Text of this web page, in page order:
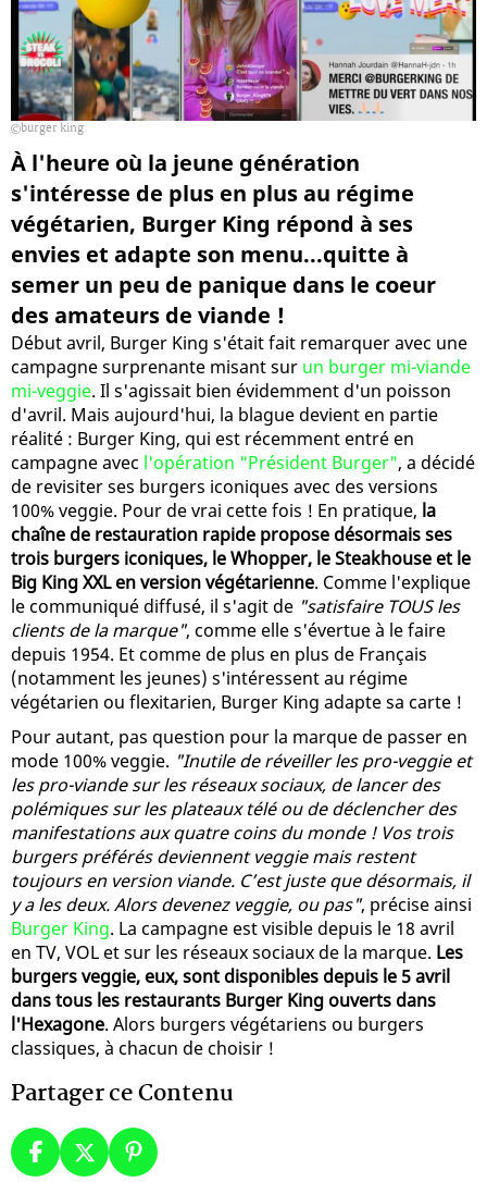
burger king
À l'heure où la jeune génération
s'intéresse de plus en plus au régime
végétarien, Burger King répond à ses
envies et adapte son menu...quitte à
semer un peu de panique dans le coeur
des amateurs de viande !
Début avril, Burger King s'était fait remarquer avec une
campagne surprenante misant sur un burger mi-viande
mi-veggie. Il s'agissait bien évidemment d'un poisson
d'avril. Mais aujourd'hui, la blague devient en partie
réalité : Burger King, qui est récemment entré en
campagne avec l'opération "Président Burger", a décidé
de revisiter ses burgers iconiques avec des versions
100% veggie. Pour de vrai cette fois ! En pratique, la
chaîne de restauration rapide propose désormais ses
trois burgers iconiques, le Whopper, le Steakhouse et le
Big King XXL en version végétarienne. Comme l'explique
le communiqué diffusé, il s'agit de "satisfaire TOUS les
clients de la marque", comme elle s'évertue à le faire
depuis 1954. Et comme de plus en plus de Français
(notamment les jeunes) s'intéressent au régime
végétarien ou flexitarien, Burger King adapte sa carte !
Pour autant, pas question pour la marque de passer en
mode 100% veggie. "Inutile de réveiller les pro-veggie et
les pro-viande sur les réseaux sociaux, de lancer des
polémiques sur les plateaux télé ou de déclencher des
manifestations aux quatre coins du monde ! Vos trois
burgers préférés deviennent veggie mais restent
toujours en version viande. C’est juste que désormais, il
y a les deux. Alors devenez veggie, ou pas", précise ainsi
Burger King. La campagne est visible depuis le 18 avril
en TV, VOL et sur les réseaux sociaux de la marque. Les
burgers veggie, eux, sont disponibles depuis le 5 avril
dans tous les restaurants Burger King ouverts dans
l'Hexagone. Alors burgers végétariens ou burgers
classiques, à chacun de choisir !
Partager ce Contenu